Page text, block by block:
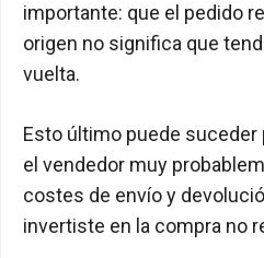
importante: que el pedido
origen no significa que
vuelta.
Esto último puede
el vendedor muy
costes de envío y
invertiste en la compra no